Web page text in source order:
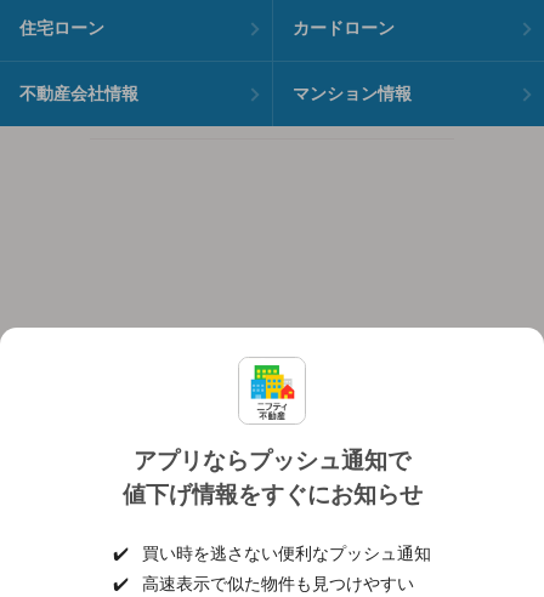
アプリならプッシュ通知で
値下げ情報をすぐにお知らせ
✔️
買い時を逃さない便利なプッシュ通知
✔️
高速表示で似た物件も見つけやすい
住宅ローン カードローン
不動産会社情報 マンション情報
個人情報保護ポリシー 利用規約
ヘルプ・お問い合わせ 採用情報